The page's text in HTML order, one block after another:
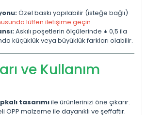
Özel baskı yapılabilir (isteğe bağlı)
lütfen iletişime geçin.
Askılı poşetlerin ölçülerinde ± 0,5 ila
küçüklük veya büyüklük farkları olabilir.
ve Kullanım
tasarımıile ürünlerinizi öne çıkarır.
OPP malzeme ile dayanıklı ve şeffaftır.